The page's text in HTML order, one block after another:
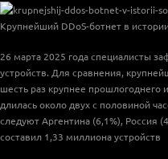
Крупнейший DDoS-ботнет в
26 марта 2025 года специалисты
устройств. Для сравнения,
шесть раз крупнее прошлогоднего
длилась около двух с половиной
следуют Аргентина (6,1%), Россия
составил 1,33 миллиона устройств